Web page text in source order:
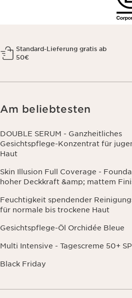
Standard-Lieferung gratis ab
50€
Am beliebtesten
DOUBLE SERUM - Ganzheitliches
Gesichtspflege-Konzentrat für
Haut
Skin Illusion Full Coverage -
hoher Deckkraft &amp; mattem
Feuchtigkeit spendender
für normale bis trockene Haut
Gesichtspflege-Öl Orchidée Bleue
Multi Intensive - Tagescreme 50+
Black Friday